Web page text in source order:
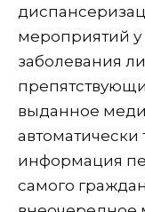
мероприятий
заболевания
выданное
автоматически
информация
самого